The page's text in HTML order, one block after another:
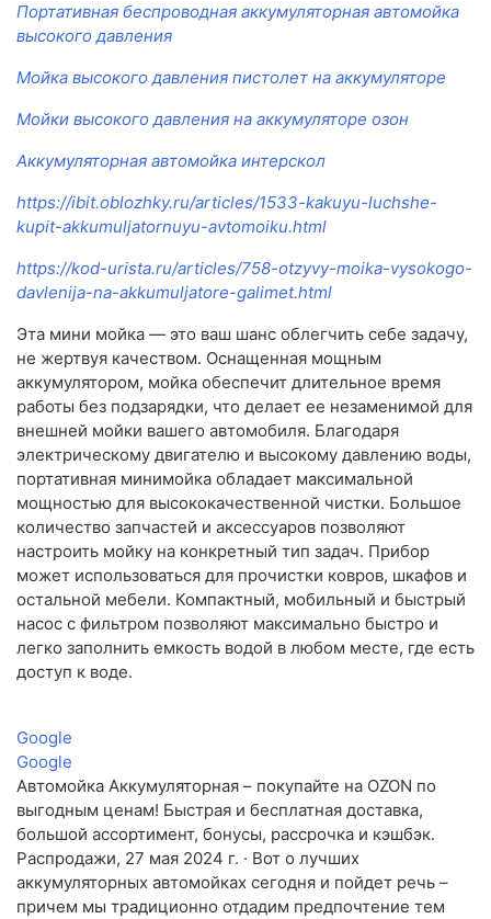
Портативная беспроводная аккумуляторная автомойка
высокого давления
Мойка высокого давления пистолет на аккумуляторе
Мойки высокого давления на аккумуляторе озон
Аккумуляторная автомойка интерскол
https://ibit.oblozhky.ru/articles/1533-kakuyu-luchshe-
kupit-akkumuljatornuyu-avtomoiku.html
https://kod-urista.ru/articles/758-otzyvy-moika-vysokogo-
davlenija-na-akkumuljatore-galimet.html
Эта мини мойка — это ваш шанс облегчить себе задачу,
не жертвуя качеством. Оснащенная мощным
аккумулятором, мойка обеспечит длительное время
работы без подзарядки, что делает ее незаменимой для
внешней мойки вашего автомобиля. Благодаря
электрическому двигателю и высокому давлению воды,
портативная минимойка обладает максимальной
мощностью для высококачественной чистки. Большое
количество запчастей и аксессуаров позволяют
настроить мойку на конкретный тип задач. Прибор
может использоваться для прочистки ковров, шкафов и
остальной мебели. Компактный, мобильный и быстрый
насос с фильтром позволяют максимально быстро и
легко заполнить емкость водой в любом месте, где есть
доступ к воде.
Google
Google
Автомойка Аккумуляторная – покупайте на OZON по
выгодным ценам! Быстрая и бесплатная доставка,
большой ассортимент, бонусы, рассрочка и кэшбэк.
Распродажи, 27 мая 2024 г. · Вот о лучших
аккумуляторных автомойках сегодня и пойдет речь –
причем мы традиционно отдадим предпочтение тем